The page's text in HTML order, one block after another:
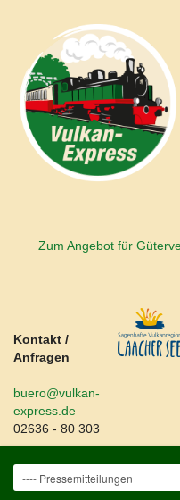
Zum Angebot für
Kontakt /
Anfragen
buero@vulkan-
express.de
02636 - 80 303